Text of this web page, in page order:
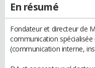
En résumé
Fondateur et directeur de
communication
(communication interne,